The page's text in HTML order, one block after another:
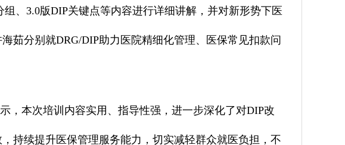
、3.0版DIP关键点等内容进行详细讲解，并对新形势下医
茹分别就DRG/DIP助力医院精细化管理、医保常见扣款问
，本次培训内容实用、指导性强，进一步深化了对DIP改
持续提升医保管理服务能力，切实减轻群众就医负担，不